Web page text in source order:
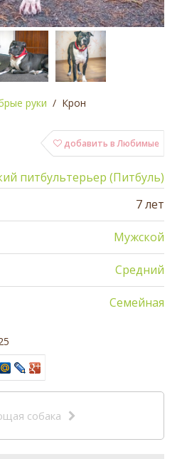
руки Крон
добавить в Любимые
питбультерьер (Питбуль)
7 лет
Мужской
Средний
Семейная
собака